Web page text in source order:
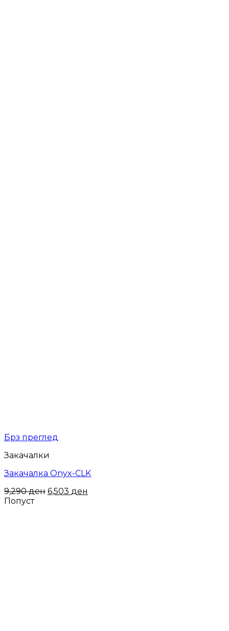
Брз преглед
Закачалки
Закачалка Onyx-CLK
9,290ден 6,503 ден
Попуст